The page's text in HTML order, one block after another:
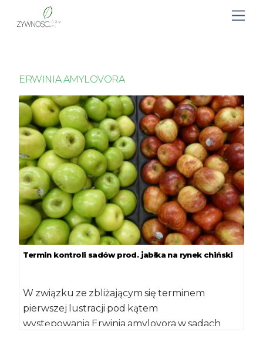
ERWINIA AMYLOVORA
Termin kontroli sadów prod. jabłka na rynek chiński
W związku ze zbliżającym się terminem
pierwszej lustracji pod kątem
występowania Erwinia amylovora w sadach